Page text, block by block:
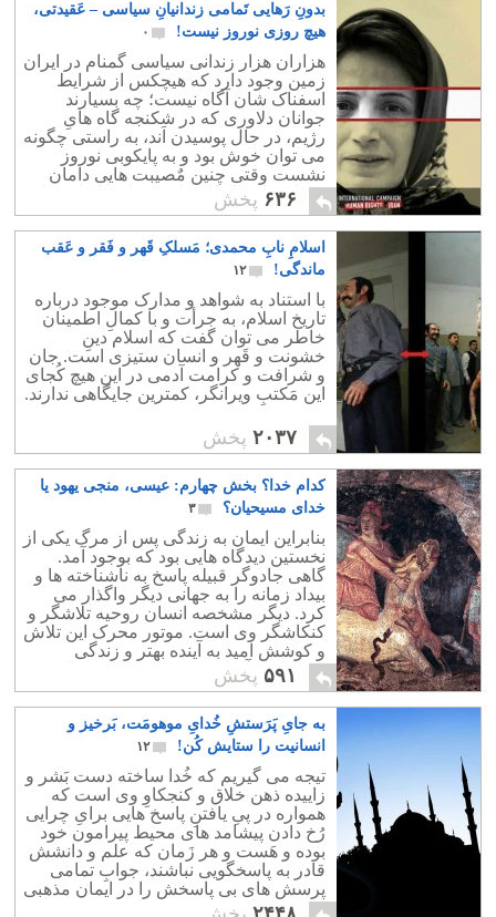
بدونِ رَهایی تَمامی زندانیانِ سیاسی – عَقیدتی،
هیچ روزی نوروز نیست!
۰
هزاران هزار زندانی سیاسی گمنام در ایران
زمین وجود دارد که هیچکس از شرایط
اسفناک شان آگاه نیست؛ چه بسیارند
جوانان دلاوری که در شکنجه گاه هایِ
رژیم، در حال پوسیدن اَند، به راستی چگونه
می توان خوش بود و به پایکوبی نوروز
نشست وقتی چنین مٌصیبت هایی دامان
بسیاری از خانواده های درمانده ایرانی را
گرفته است؟
۶۳۶ پخش
اسلامِ نابِ محمدی؛ مَسلکِ قَهر و فَقر و عَقب
ماندگی!
۱۲
با استناد به شواهد و مدارک موجود درباره
تاریخ اسلام، به جرأت و با کمالِ اطمینان
خاطر می توان گفت که اسلام دینِ
خشونت و قَهر و انسان ستیزی است. جان
و شرافت و کرامت آدمی در این هیچ کُجای
این مَکتبِ ویرانگر، کمترین جایگاهی ندارند.
۲۰۳۷ پخش
کدام خدا؟ بخش چهارم: عیسی، منجی یهود یا
خدای مسیحیان؟
۳
بنابراین ایمان به زندگی پس از مرگ یکی از
نخستین دیدگاه هایی بود که بوجود آمد.
گاهی جادوگر قبیله پاسخ به ناشناخته ها و
بیداد زمانه را به جهانی دیگر واگذار می
کرد. دیگر مشخصه انسان روحیه تلاشگر و
کنکاشگر وی است. موتور محرک این تلاش
و کوشش امید به آینده بهتر و زندگی
سرشار از آسایش و خوشبختی بوده است.
۵۹۱ پخش
به جایِ پَرَستشِ خُدایِ موهومَت، بَرخیز و
انسانیت را ستایش کُن!
۱۲
تیجه می گیریم که خُدا ساخته دست بَشر و
زاییده ذهن خلاق و کنجکاوِ وی است که
همواره در پیِ یافتنِ پاسخ هایی برایِ چرایی
رُخ دادن پیشامد های محیط پیرامون خود
بوده و هَست و هر زَمان که علم و دانشش
قادر به پاسخگویی نباشند، جوابِ تمامی
پرسش های بی پاسخش را در ایمان مذهبی
اش به خدایی موهوم می یابد.